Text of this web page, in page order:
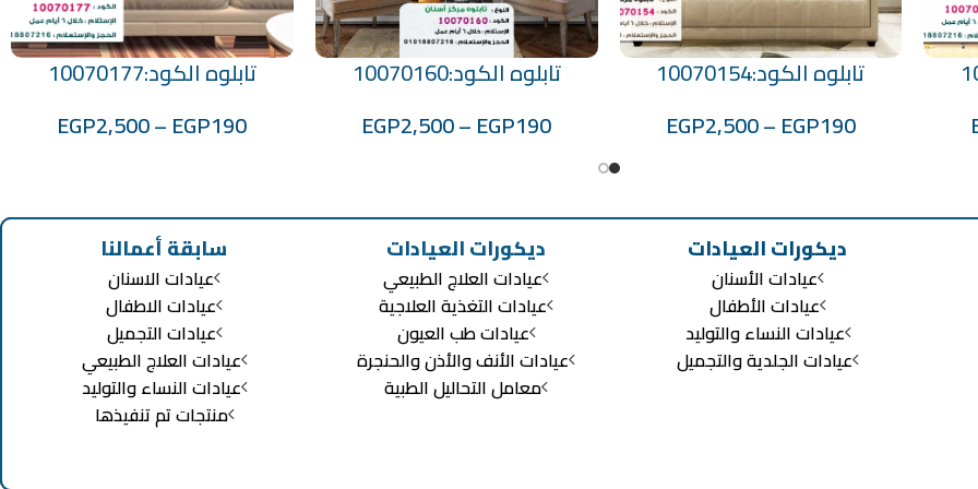
تحديد أحد الخيارات
تابلوه الكود:10070154
EGP190
–
EGP2,500
تحديد أحد الخيارات
تابلوه الكود:10070160
EGP190
–
EGP2,500
تحديد أحد الخيارات
تابلوه الكود:10070177
EGP190
–
EGP2,500
ديكورات العيادات
عيادات الأسنان
عيادات الأطفال
عيادات النساء والتوليد
عيادات الجلدية والتجميل
ديكورات العيادات
عيادات العلاج الطبيعي
عيادات التغذية العلاجية
عيادات طب العيون
عيادات الأنف والأذن والحنجرة
معامل التحاليل الطبية
سابقة أعمالنا
عيادات الاسنان
عيادات الاطفال
عيادات التجميل
عيادات العلاج الطبيعي
عيادات النساء والتوليد
منتجات تم تنفيذها